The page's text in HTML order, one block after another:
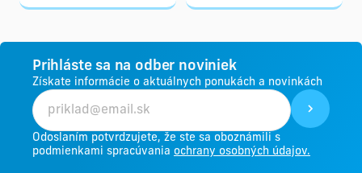
Prihláste sa na odber noviniek
Získate informácie o aktuálnych ponukách a novinkách
Odoslaním potvrdzujete, že ste sa oboznámili s
podmienkami spracúvania ochrany osobných údajov.